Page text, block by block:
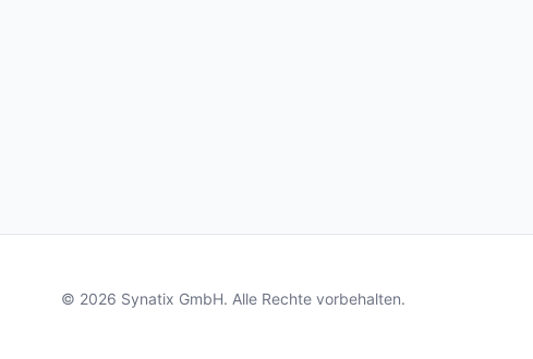
© 2026 Synatix GmbH. Alle Rechte vorbehalten.